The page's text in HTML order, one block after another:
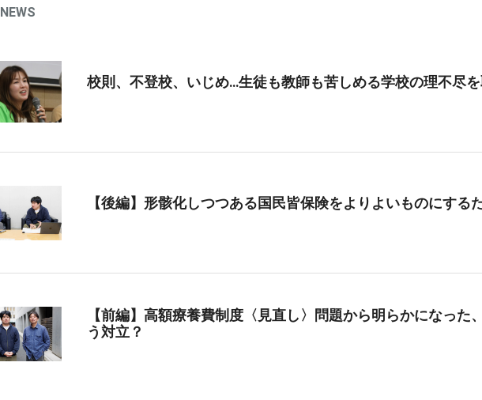
NEWS
校則、不登校、いじめ…生徒も教師も苦しめる学校の理不尽
【後編】形骸化しつつある国民皆保険をよりよいものにする
【前編】高額療養費制度〈見直し〉問題から明らかになった
う対立？